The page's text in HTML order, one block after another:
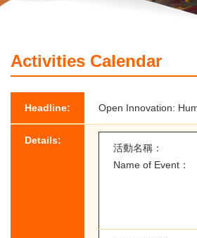
Activities Calendar
Headline: Open Innovation:
Details:
活動名稱：
Name of Event：